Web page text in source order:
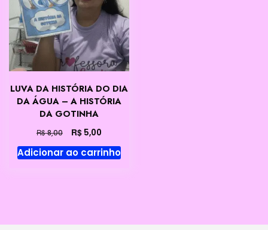
LUVA DA HISTÓRIA DO DIA
DA ÁGUA – A HISTÓRIA
DA GOTINHA
R$8,00
preço
original
R$5,00O
preço
atual
Adicionar ao carrinho